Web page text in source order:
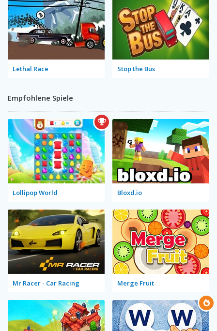
Lethal Race Stop the Bus
Empfohlene Spiele
Lollipop World Bloxd.io
Mr Racer - Car Racing Merge Fruit